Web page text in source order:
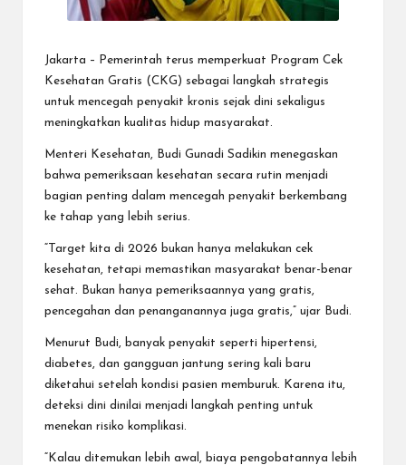
Jakarta – Pemerintah terus memperkuat Program Cek
Kesehatan Gratis (CKG) sebagai langkah strategis
untuk mencegah penyakit kronis sejak dini sekaligus
meningkatkan kualitas hidup masyarakat.
Menteri Kesehatan, Budi Gunadi Sadikin menegaskan
bahwa pemeriksaan kesehatan secara rutin menjadi
bagian penting dalam mencegah penyakit berkembang
ke tahap yang lebih serius.
“Target kita di 2026 bukan hanya melakukan cek
kesehatan, tetapi memastikan masyarakat benar-benar
sehat. Bukan hanya pemeriksaannya yang gratis,
pencegahan dan penanganannya juga gratis,” ujar Budi.
Menurut Budi, banyak penyakit seperti hipertensi,
diabetes, dan gangguan jantung sering kali baru
diketahui setelah kondisi pasien memburuk. Karena itu,
deteksi dini dinilai menjadi langkah penting untuk
menekan risiko komplikasi.
“Kalau ditemukan lebih awal, biaya pengobatannya lebih